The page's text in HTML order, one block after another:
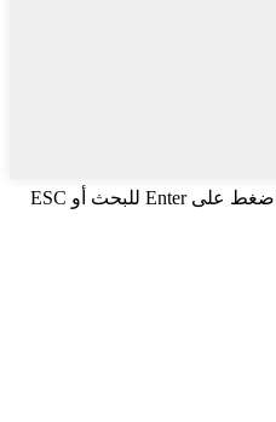
اضغط على Enter للبحث أو ESC